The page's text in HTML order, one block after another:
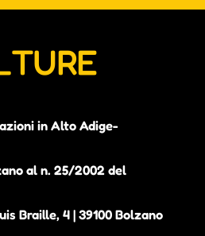
in Alto Adige-
al n. 25/2002 del
Braille, 4 | 39100 Bolzano